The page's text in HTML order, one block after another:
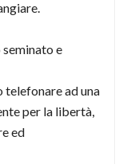
e
ad una
per la libertà,
ed